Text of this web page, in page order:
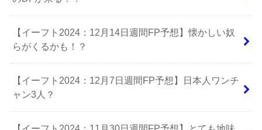
【イーフト2024：12月14日週間FP予想】懐かしい奴
らがくるかも！？
【イーフト2024：12月7日週間FP予想】日本人ワンチ
ャン3人？